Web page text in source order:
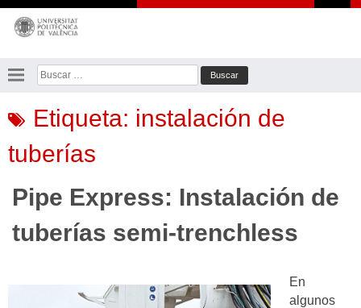
Saltar
contenido
Buscar:
Etiqueta: instalación de
tuberías
Pipe Express: Instalación de
tuberías semi-trenchless
En
algunos